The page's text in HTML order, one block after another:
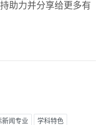
助力并分享给更多有
新闻专业 学科特色